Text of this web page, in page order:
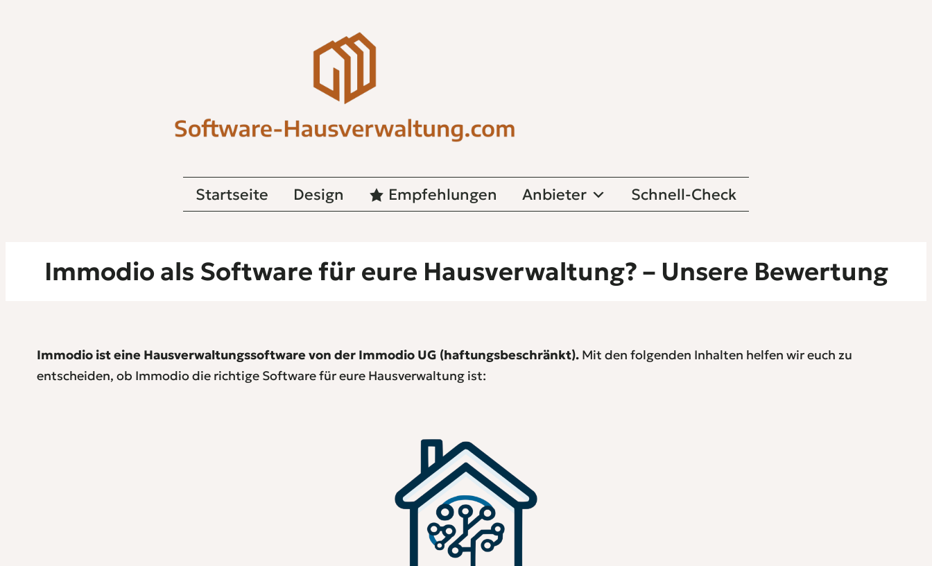
Startseite Design Empfehlungen Anbieter Schnell-Check
Immodio als Software für eure Hausverwaltung? – Unsere Bewertung
Immodio ist eine Hausverwaltungssoftware von der Immodio UG (haftungsbeschränkt). Mit den folgenden Inhalten helfen wir euch zu
entscheiden, ob Immodio die richtige Software für eure Hausverwaltung ist: